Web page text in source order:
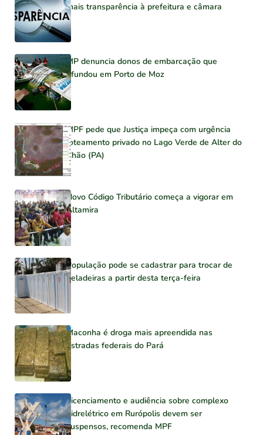
mais transparência à prefeitura e câmara
MP denuncia donos de embarcação que
afundou em Porto de Moz
MPF pede que Justiça impeça com urgência
loteamento privado no Lago Verde de Alter do
Chão (PA)
Novo Código Tributário começa a vigorar em
Altamira
População pode se cadastrar para trocar de
geladeiras a partir desta terça-feira
Maconha é droga mais apreendida nas
estradas federais do Pará
Licenciamento e audiência sobre complexo
hidrelétrico em Rurópolis devem ser
suspensos, recomenda MPF